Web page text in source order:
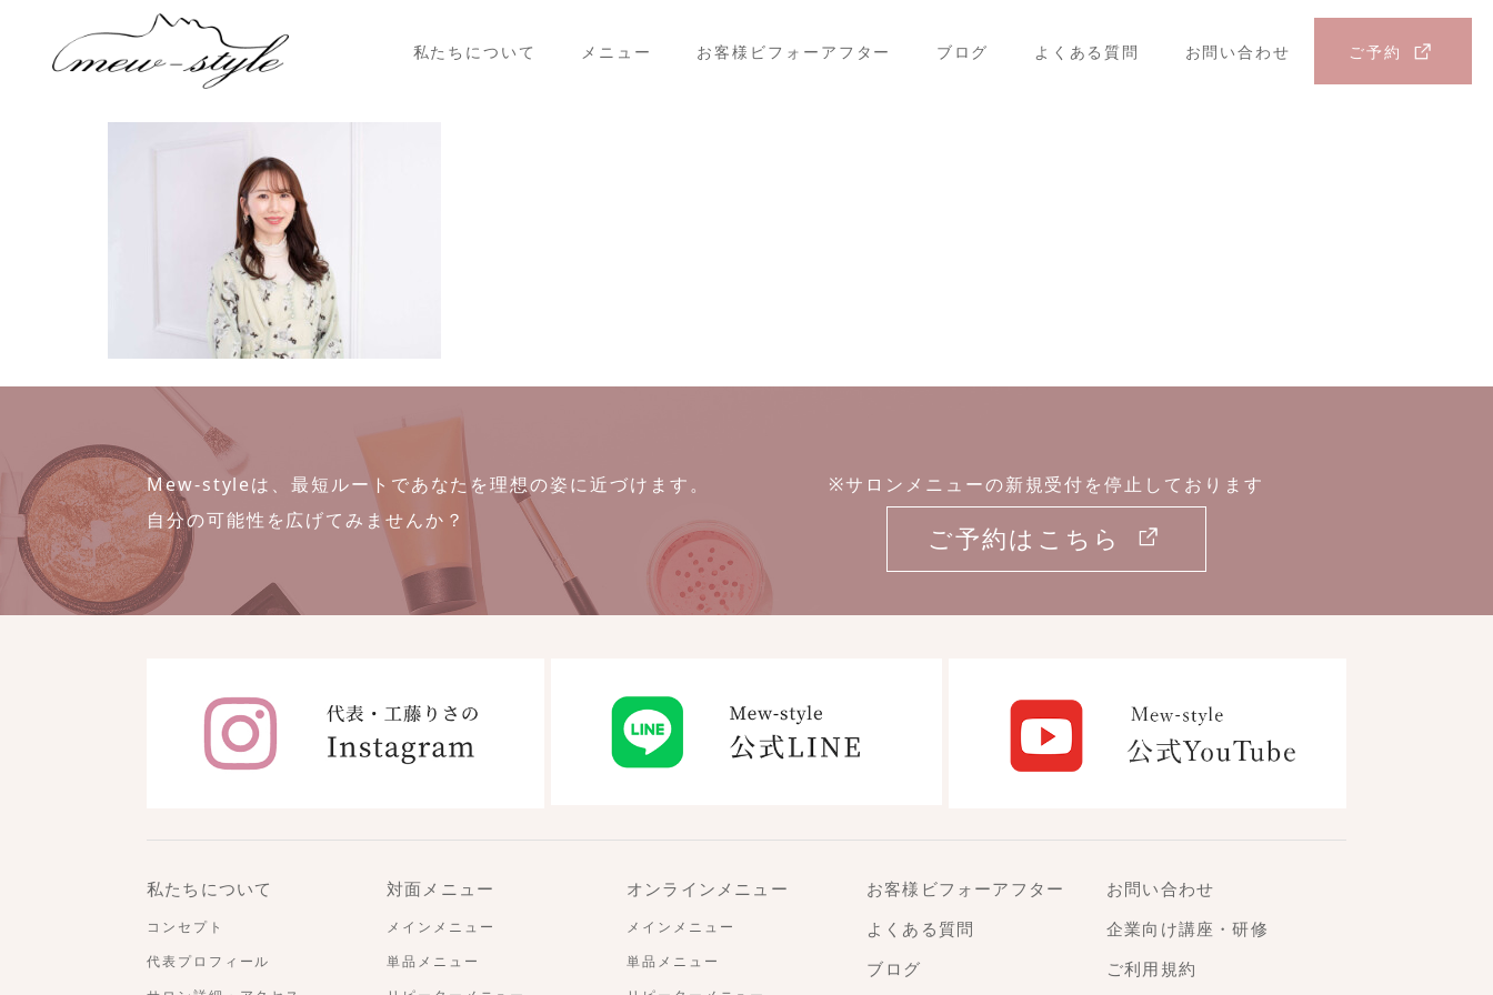
私たちについて メニュー お客様ビフォーアフター ブログ よくある質問 お問い合わせ ご予約
Mew-styleは、最短ルートであなたを理想の姿に近づけます。
自分の可能性を広げてみませんか？
※サロンメニューの新規受付を停止しております
ご予約はこちら
私たちについて
コンセプト
代表プロフィール
対面メニュー
メインメニュー
単品メニュー
オンラインメニュー
メインメニュー
単品メニュー
お客様ビフォーアフター
よくある質問
ブログ
お問い合わせ
企業向け講座・研修
ご利用規約